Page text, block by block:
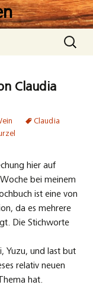
Suchen
nach:
Claudia
Claudia
hier auf
bei meinem
ist eine von
da es mehrere
Die Stichworte
Yuzu, und last but
relativ neuen
hat.